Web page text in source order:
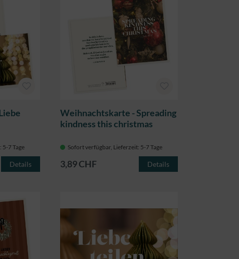
7 Tage
Details
Weihnachtskarte - Spreading
kindness this christmas
Sofort verfügbar, Lieferzeit: 5-7 Tage
3,89 CHF Details